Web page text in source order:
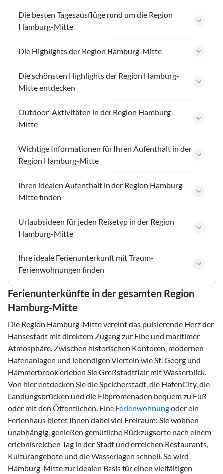
Die besten Tagesausflüge rund um die Region
Hamburg-Mitte
Die Highlights der Region Hamburg-Mitte
Die schönsten Highlights der Region Hamburg-
Mitte entdecken
Outdoor-Aktivitäten in der Region Hamburg-
Mitte
Wichtige Informationen für Ihren Aufenthalt in der
Region Hamburg-Mitte
Ihren idealen Aufenthalt in der Region Hamburg-
Mitte finden
Urlaubsideen für jeden Reisetyp in der Region
Hamburg-Mitte
Ihre ideale Ferienunterkunft mit Traum-
Ferienwohnungen finden
Ferienunterkünfte in der gesamten Region
Hamburg-Mitte
Die Region Hamburg-Mitte vereint das pulsierende Herz der
Hansestadt mit direktem Zugang zur Elbe und maritimer
Atmosphäre. Zwischen historischen Kontoren, modernen
Hafenanlagen und lebendigen Vierteln wie St. Georg und
Hammerbrook erleben Sie Großstadtflair mit Wasserblick.
Von hier entdecken Sie die Speicherstadt, die HafenCity, die
Landungsbrücken und die Elbpromenaden bequem zu Fuß
oder mit den Öffentlichen. Eine Ferienwohnungoder ein
Ferienhaus bietet Ihnen dabei viel Freiraum: Sie wohnen
unabhängig, genießen gemütliche Rückzugsorte nach einem
erlebnisreichen Tag in der Stadt und erreichen Restaurants,
Kulturangebote und die Wasserlagen schnell. So wird
Hamburg-Mitte zur idealen Basis für einen vielfältigen